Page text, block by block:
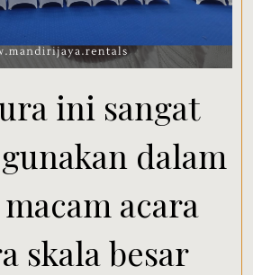
ini sangat
dalam
acara
skala besar